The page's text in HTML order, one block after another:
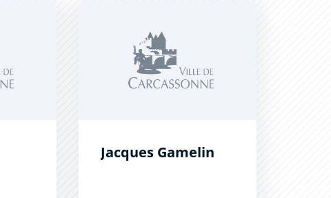
Jacques Gamelin